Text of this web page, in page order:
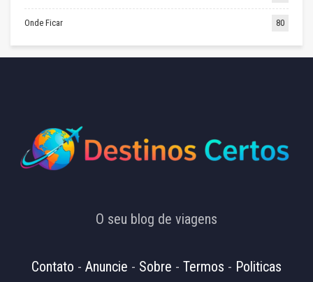
Onde Ficar 80
O seu blog de viagens
Contato - Anuncie - Sobre - Termos - Politicas